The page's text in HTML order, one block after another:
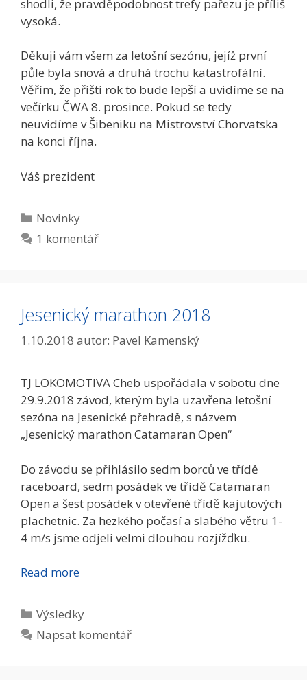
shodli, že pravděpodobnost trefy pařezu je příliš
vysoká.
Děkuji vám všem za letošní sezónu, jejíž první
půle byla snová a druhá trochu katastrofální.
Věřím, že příští rok to bude lepší a uvidíme se na
večírku ČWA 8. prosince. Pokud se tedy
neuvidíme v Šibeniku na Mistrovství Chorvatska
na konci října.
Váš prezident
Rubriky
Novinky
1 komentář
Jesenický marathon 2018
1.10.2018 autor: Pavel Kamenský
TJ LOKOMOTIVA Cheb uspořádala v sobotu dne
29.9.2018 závod, kterým byla uzavřena letošní
sezóna na Jesenické přehradě, s názvem
„Jesenický marathon Catamaran Open“
Do závodu se přihlásilo sedm borců ve třídě
raceboard, sedm posádek ve třídě Catamaran
Open a šest posádek v otevřené třídě kajutových
plachetnic. Za hezkého počasí a slabého větru 1-
4 m/s jsme odjeli velmi dlouhou rozjížďku.
Read more
Rubriky
Výsledky
Napsat komentář